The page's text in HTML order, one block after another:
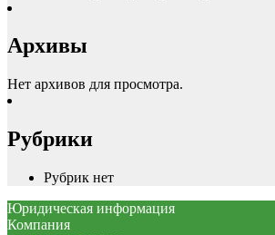
Архивы
Нет архивов для просмотра.
Рубрики
Рубрик нет
Юридическая информация
Компания